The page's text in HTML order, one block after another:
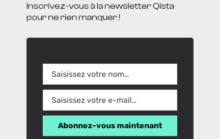
Inscrivez-vous à la newsletter Qista
pour ne rien manquer !